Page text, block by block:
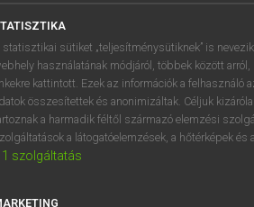
egyetemes
VAN ELŐFIZETÉSED?
megtekintéséhez.
statisztikai sütiket „teljesítménysütiknek” is
használatának módjáról, többek között
kattintott. Ezek az információk a felhasználó
összesítettek és anonimizáltak. Céljuk
a harmadik féltől származó elemzési
a látogatóelemzések, a hőtérképek és
1 szolgáltatás
1 2 3 4 5 6
q w e r t
a s d f g h
í y x c v b